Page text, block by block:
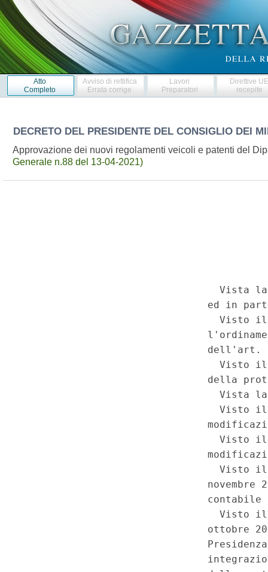
Atto
Completo
Avviso di rettifica
Errata corrige
Lavori
Preparatori
Direttive
recepite
DECRETO DEL PRESIDENTE DEL CONSIGLIO DEI
Approvazione dei nuovi regolamenti veicoli e patenti del
Generale n.88 del 13-04-2021)